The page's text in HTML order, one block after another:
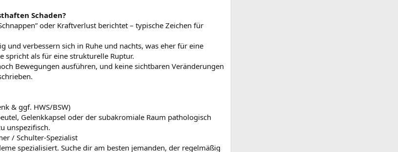
Schaden?
oder Kraftverlust berichtet – typische Zeichen für
und verbessern sich in Ruhe und nachts, was eher für eine
spricht als für eine strukturelle Ruptur.
Bewegungen ausführen, und keine sichtbaren Veränderungen
& ggf. HWS/BSW)
Gelenkkapsel oder der subakromiale Raum pathologisch
unspezifisch.
/ Schulter-Spezialist
spezialisiert. Suche dir am besten jemanden, der regelmäßig